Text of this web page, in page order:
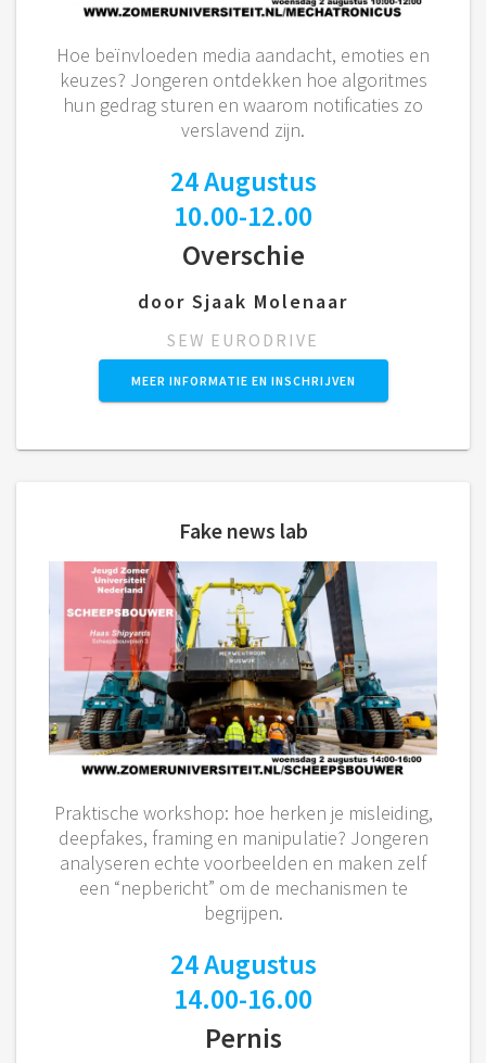
Hoe beïnvloeden media aandacht, emoties en
keuzes? Jongeren ontdekken hoe algoritmes
hun gedrag sturen en waarom notificaties zo
verslavend zijn.
24 Augustus
10.00-12.00
Overschie
door Sjaak Molenaar
SEW EURODRIVE
MEER INFORMATIE EN INSCHRIJVEN
Fake news lab
Praktische workshop: hoe herken je misleiding,
deepfakes, framing en manipulatie? Jongeren
analyseren echte voorbeelden en maken zelf
een “nepbericht” om de mechanismen te
begrijpen.
24 Augustus
14.00-16.00
Pernis